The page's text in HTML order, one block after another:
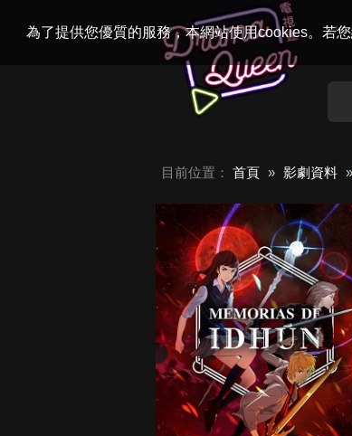
為了提供您優質的服務，本網站使用cookies。若
目前位置： 首頁 影劇資料